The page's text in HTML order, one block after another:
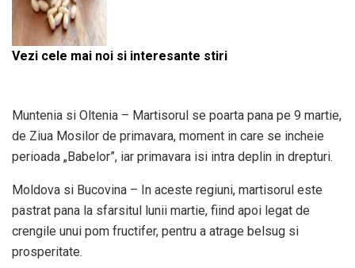
Vezi cele mai noi si interesante stiri
Muntenia si Oltenia – Martisorul se poarta pana pe 9 martie,
de Ziua Mosilor de primavara, moment in care se incheie
perioada „Babelor”, iar primavara isi intra deplin in drepturi.
Moldova si Bucovina – In aceste regiuni, martisorul este
pastrat pana la sfarsitul lunii martie, fiind apoi legat de
crengile unui pom fructifer, pentru a atrage belsug si
prosperitate.